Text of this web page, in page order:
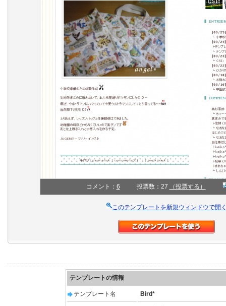
コメント： 6 投票数：27 （投票する）
このテンプレートを新規ウィンドウで開
テンプレートの情報
テンプレート名 Bird*